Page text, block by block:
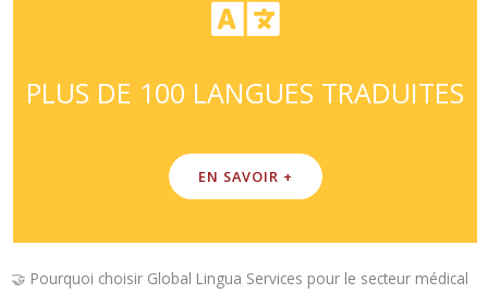
PLUS DE 100 LANGUES TRADUITES
EN SAVOIR +
🤝 Pourquoi choisir Global Lingua Services pour le secteur médical